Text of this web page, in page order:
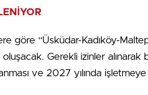
göre “Üsküdar-Kadıköy-
Gerekli izinler alınarak
ve 2027 yılında işletmeye